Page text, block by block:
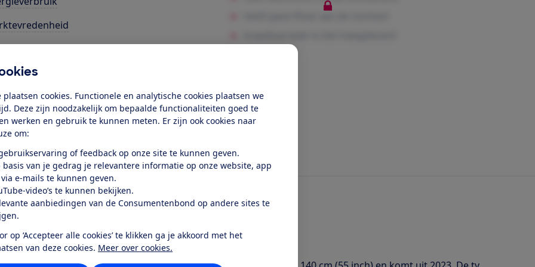
plaatsen cookies. Functionele en analytische cookies plaatsen we
Deze zijn noodzakelijk om bepaalde functionaliteiten goed te
werken en gebruik te kunnen meten. Er zijn ook cookies naar
om:
of feedback op onze site te kunnen geven.
basis van je gedrag je relevantere informatie op onze website, app
e-mails te kunnen geven.
video’s te kunnen bekijken.
aanbiedingen van de Consumentenbond op andere sites te
op ‘Accepteer alle cookies’ te klikken ga je akkoord met het
van deze cookies. Meer over cookies.
Word lid
dit product
door de Consumentenbond